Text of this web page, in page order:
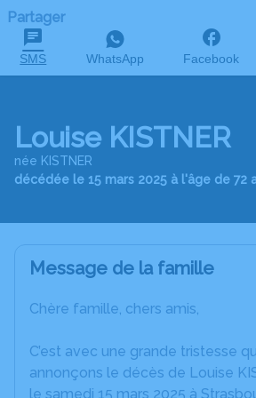
Partager
SMS WhatsApp Facebook
Louise KISTNER
née KISTNER
décédée le 15 mars 2025 à l'âge de 72
Message de la famille
Chère famille, chers amis,
C’est avec une grande tristesse
annonçons le décès de Louise
le samedi 15 mars 2025 à